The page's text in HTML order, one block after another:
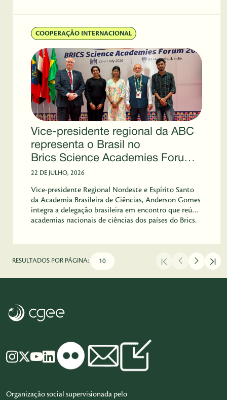
COOPERAÇÃO INTERNACIONAL
Vice-presidente regional da ABC
representa o Brasil no
Brics Science Academies Forum
2026
22 DE JULHO, 2026
Vice-presidente Regional Nordeste e Espírito Santo
da Academia Brasileira de Ciências, Anderson Gomes
integra a delegação brasileira em encontro que reúne
academias nacionais de ciências dos países do Brics.
RESULTADOS POR PÁGINA:
Organização social supervisionada pelo